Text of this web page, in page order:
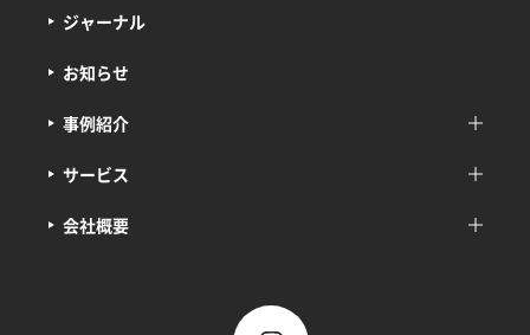
サービス
事例紹介
会社概要
ジャーナル
お知らせ